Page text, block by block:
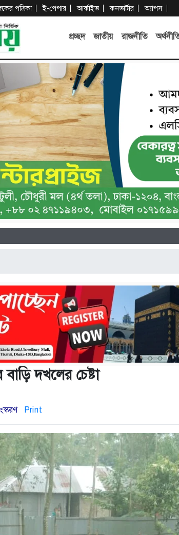
পত্রিকা ই-পেপার আর্কাইভ কনভার্টার অ্যাপস
প্রচ্ছদ জাতীয় রাজনীতি
দখলের চেষ্টা
Print